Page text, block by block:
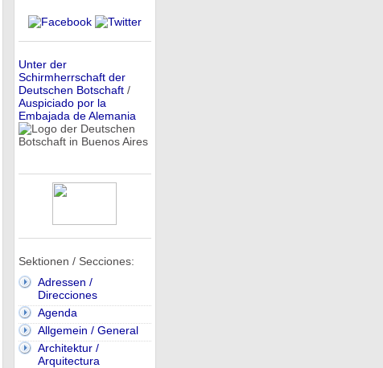
Unter der
Schirmherrschaft der
Deutschen Botschaft/
Auspiciado por la
Embajada de Alemania
Sektionen / Secciones:
Adressen /
Direcciones
Agenda
Allgemein / General
Architektur /
Arquitectura